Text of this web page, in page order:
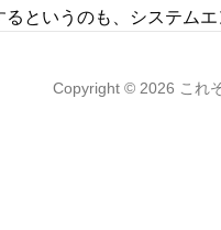
というのも、システムエ
Copyright © 2026 これ